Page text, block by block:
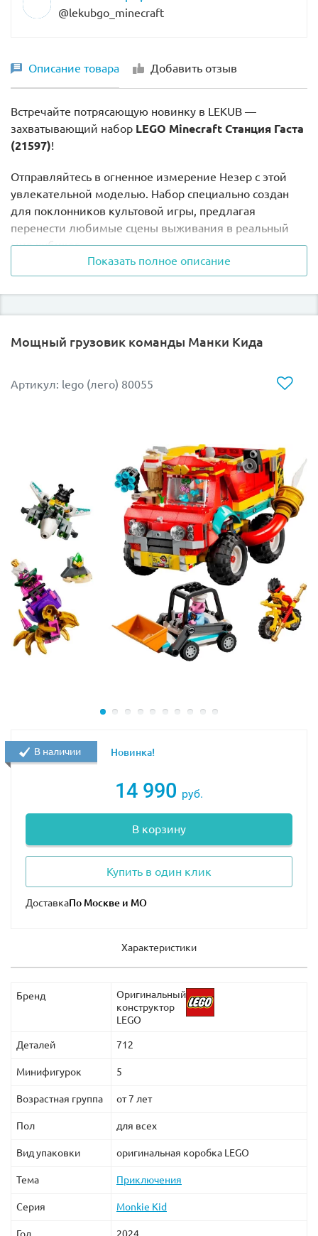
@lekubgo_minecraft
Описание товара Добавить отзыв
Встречайте потрясающую новинку в LEKUB —
захватывающий набор LEGO Minecraft Станция Гаста
(21597)!
Отправляйтесь в огненное измерение Незер с этой
увлекательной моделью. Набор специально создан
для поклонников культовой игры, предлагая
перенести любимые сцены выживания в реальный
мир кубиков.
Главные фишки модели:
блоками, лавовыми водопадами и таинственной
внушительная фигурка Гаста, способная атаковать
Игровой потенциал:Продуманная модульная
конструкция позволяет легко
взаимодействовать с постройкой, уклоняться от
атак Гаста и добывать ценные ресурсы.
Отличный подарок для преданных фанатов игры.
Заказывайте эту новинку в LEKUB и дополните свой
кубический мир новым крутым набором от LEGO!
Показать полное описание
Мощный грузовик команды Манки Кида
Артикул: lego (лего) 80055
14 990 руб.
В корзину
Купить в один клик
Доставка
В наличии Новинка!
Характеристики
Бренд
Оригинальный
конструктор
LEGO
Деталей 712
Минифигурок 5
Возрастная группа от 7 лет
Пол для всех
Вид упаковки оригинальная коробка LEGO
Тема Приключения
Серия Monkie Kid